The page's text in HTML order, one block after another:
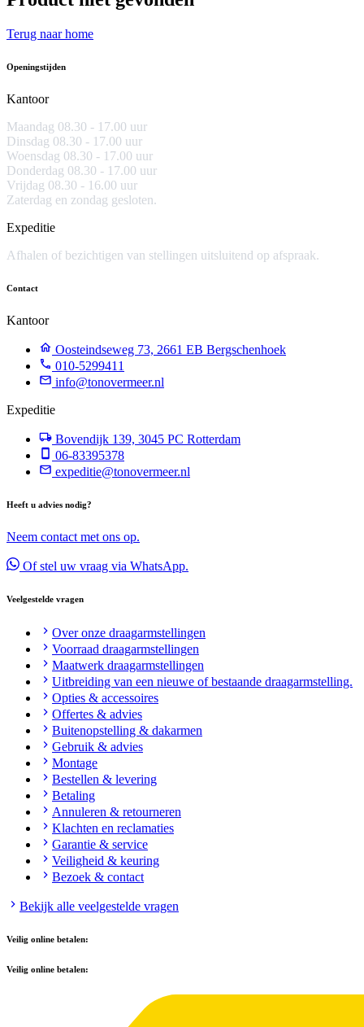
Terug naar home
Openingstijden
Kantoor
Maandag 08.30 - 17.00 uur
Dinsdag 08.30 - 17.00 uur
Woensdag 08.30 - 17.00 uur
Donderdag 08.30 - 17.00 uur
Vrijdag 08.30 - 16.00 uur
Zaterdag en zondag gesloten.
Expeditie
Afhalen of bezichtigen van stellingen uitsluitend op afspraak.
Contact
Kantoor
Oosteindseweg 73, 2661 EB Bergschenhoek
010-5299411
info@tonovermeer.nl
Expeditie
Bovendijk 139, 3045 PC Rotterdam
06-83395378
expeditie@tonovermeer.nl
Heeft u advies nodig?
Neem contact met ons op.
Of stel uw vraag via WhatsApp.
Veelgestelde vragen
Over onze draagarmstellingen
Voorraad draagarmstellingen
Maatwerk draagarmstellingen
Uitbreiding van een nieuwe of bestaande draagarmstelling.
Opties & accessoires
Offertes & advies
Buitenopstelling & dakarmen
Gebruik & advies
Montage
Bestellen & levering
Betaling
Annuleren & retourneren
Klachten en reclamaties
Garantie & service
Veiligheid & keuring
Bezoek & contact
Bekijk alle veelgestelde vragen
Veilig online betalen:
Veilig online betalen: